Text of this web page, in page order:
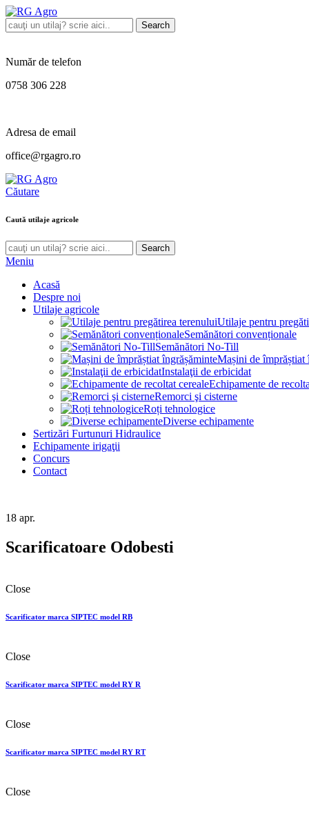
Search
Număr de telefon
0758 306 228
Adresa de email
office@rgagro.ro
Căutare
Caută utilaje agricole
Search
Meniu
Acasă
Despre noi
Utilaje agricole
Utilaje pentru
Semănători convenționale
Semănători No-Till
Mașini de împrăștiat
Instalaţii de erbicidat
Echipamente de
Remorci şi cisterne
Roți tehnologice
Diverse echipamente
Sertizări Furtunuri Hidraulice
Echipamente irigaţii
Concurs
Contact
18 apr.
Scarificatoare Odobesti
Close
Scarificator marca SIPTEC model RB
Close
Scarificator marca SIPTEC model RY R
Close
Scarificator marca SIPTEC model RY RТ
Close